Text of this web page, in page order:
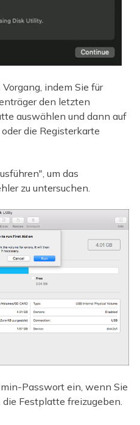
indem Sie für
den letzten
auswählen und dann auf
die Registerkarte
um das
zu untersuchen.
Passwort ein, wenn Sie
Festplatte freizugeben.